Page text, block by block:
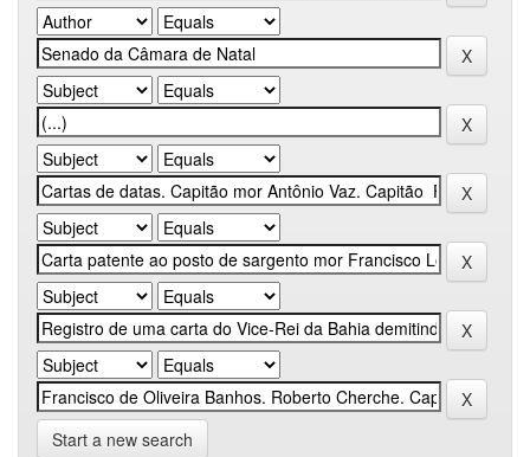
Start a new search